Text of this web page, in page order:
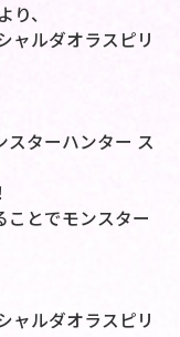
、
ャルダオラスピリ
スターハンター ス
ことでモンスター
ャルダオラスピリ